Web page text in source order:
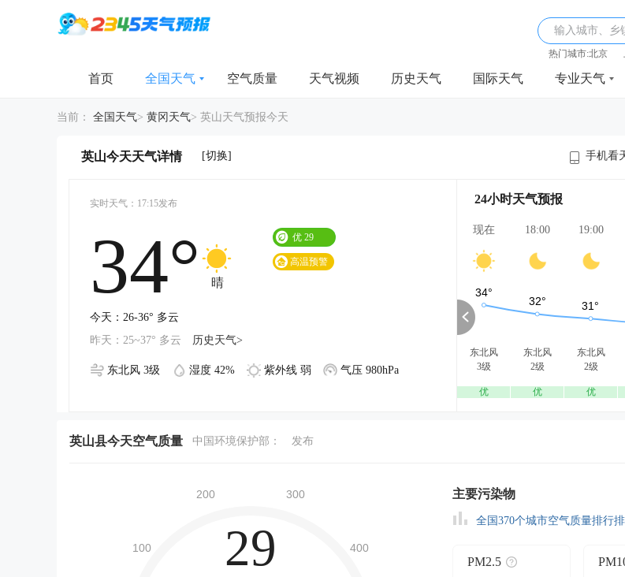
输入城市、乡
热门城市:北京
首页 全国天气 空气质量 天气视频 历史天气 国际天气 专业天气
当前： 全国天气> 黄冈天气> 英山天气预报今天
英山今天天气详情 [切换] 手机看
实时天气：17:15发布
34° 晴
优 29
高温预警
今天：26-36° 多云
昨天：25~37° 多云
历史天气>
东北风 3级 湿度 42% 紫外线 弱 气压 980hPa
24小时天气预报
现在
东北风
3级
优
18:00
东北风
2级
优
19:00
东北风
2级
优
英山县今天空气质量 中国环境保护部： 发布
29
主要污染物
全国370个城市空气质量排行
PM2.5